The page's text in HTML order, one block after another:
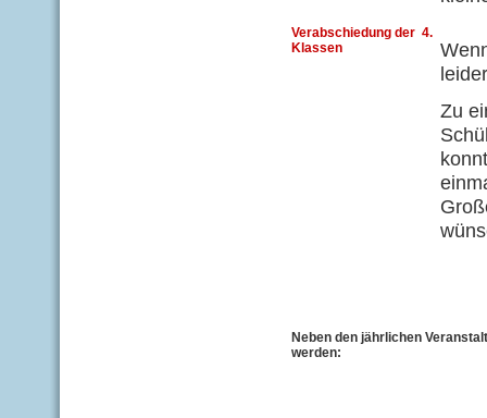
Verabschiedung der 4.
Klassen
Zu
Neben den jährlichen
werden: